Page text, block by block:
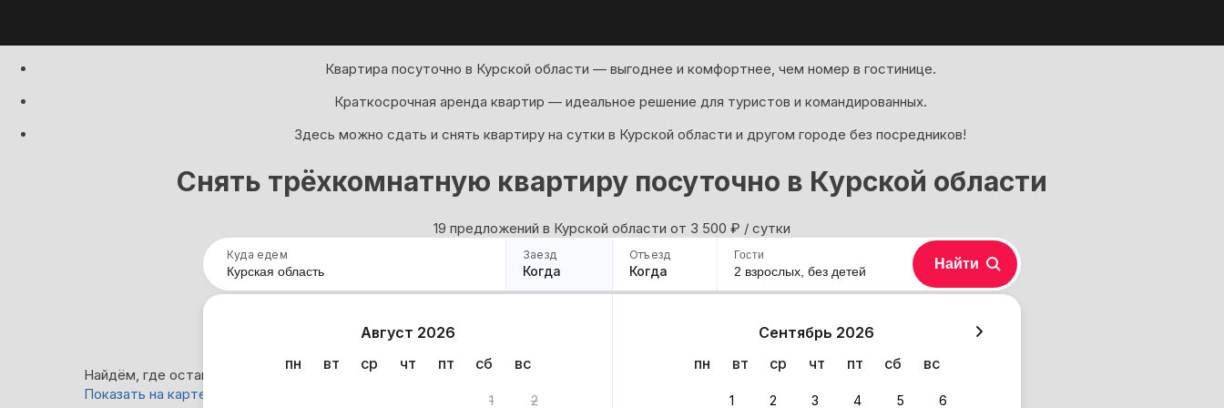
Квартира посуточно в Курской области — выгоднее и комфортнее, чем номер в гостинице.
Краткосрочная аренда квартир — идеальное решение для туристов и командированных.
Здесь можно сдать и снять квартиру на сутки в Курской области и другом городе без посредников!
Снять трёхкомнатную квартиру посуточно в Курской области
19 предложений в Курской области oт 3 500 ₽ / сутки
Куда едем Заезд
Когда
Отъезд
Когда
Август 2026
пн
вт ср чт пт сб вс
1 2
Сентябрь 2026
пн
вт ср чт пт сб вс
1 2 3 4 5 6
Гости
2 взрослых, без детей Найти
Найдём, где остановиться в Курской области: 19 вариантов
Показать на карте